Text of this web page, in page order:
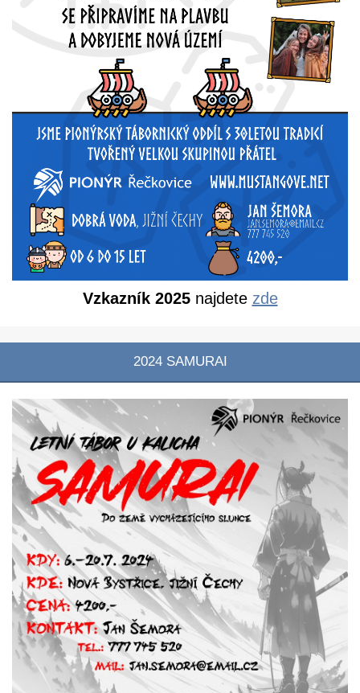
Vzkazník 2025najdete zde
2024 SAMURAI